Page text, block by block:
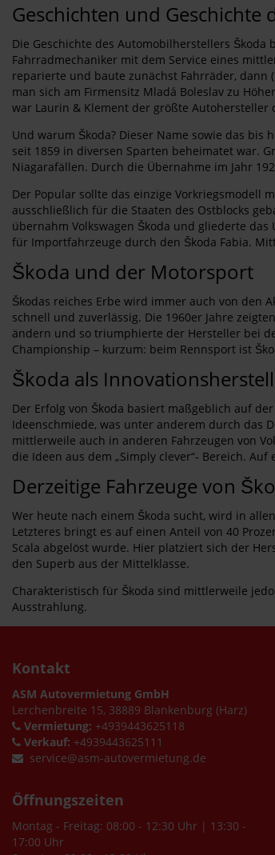
Geschichten und Geschichte
Die Geschichte des Automobilherstellers Škoda
Fahrradmechaniker mit dem Service eines
reparierte und baute zunächst Fahrräder, dann
man sich am Firmensitz Mladá Boleslav zu
war Laurin & Klement der größte Autohersteller
Und warum Škoda? Dieser Name sowie das
seit 1859 in diversen Sparten beheimatet war.
Niagarafällen. Durch die Übernahme im Jahr
Der Popular sollte das einzige Vorkriegsmodell
ausschließlich für die Staaten des Ostblocks
übernahm Volkswagen Škoda und gliederte
für Importfahrzeuge durch den Škoda Fabia.
Škoda und der Motorsport
Škodas reiches Erbe wird immer auch von den
schnell und zuverlässig. Die 1960er Jahre
ändern und so triumphierte der Hersteller bei
Championship – kurzum: beim Rennsport ist
Škoda als
Der Erfolg von Škoda basiert maßgeblich auf
Ideenschmiede, was unter anderem durch das
mittlerweile auch in anderen Fahrzeugen von
die Ideen aus dem „Simply clever“- Bereich.
Derzeitige Fahrzeuge von
Wer heute nach einem Škoda sucht, wird in
Letzteres bringt es auf einen Anteil von 40
Scala abgelöst wurde. Hier platziert sich der
den Superb aus der Mittelklasse.
Charakteristisch für Škoda sind mittlerweile
Ausstrahlung.
Kontakt
ASM Autovermietung GmbH
Lerchenbreite 15, 38889 Blankenburg (Harz)
Vermietung: +4939443625118
Verkauf: +4939443625111
service@asm-autovermietung.de
Öffnungszeiten
Montag - Freitag: 08:00 - 12:30 Uhr | 13:30 -
17:00 Uhr